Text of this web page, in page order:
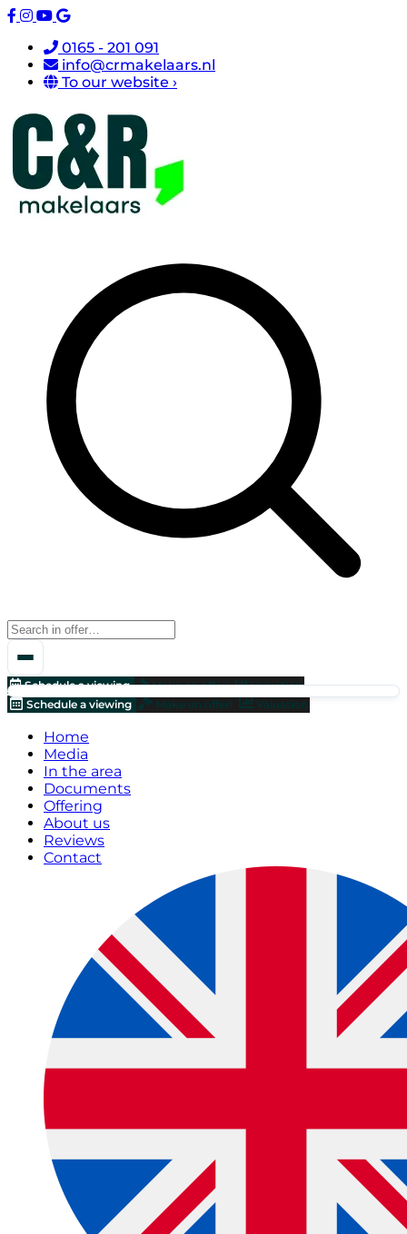
0165 - 201 091
info@crmakelaars.nl
To our website ›
Schedule a viewing Make an offer!
Valuation
Schedule a viewing
Make an offer! Valuation
Home
Media
In the area
Documents
Offering
About us
Reviews
Contact